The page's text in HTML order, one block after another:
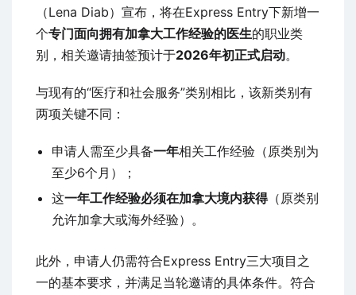
（Lena Diab）宣布，将在Express Entry下新增一
个专门面向拥有加拿大工作经验的医生的职业类
别，相关邀请抽签预计于2026年初正式启动。
与现有的“医疗和社会服务”类别相比，该新类别有
两项关键不同：
申请人需至少具备一年相关工作经验（原类别为
至少6个月）；
这一年工作经验必须在加拿大境内获得（原类别
允许加拿大或海外经验）。
此外，申请人仍需符合Express Entry三大项目之
一的基本要求，并满足当轮邀请的具体条件。符合